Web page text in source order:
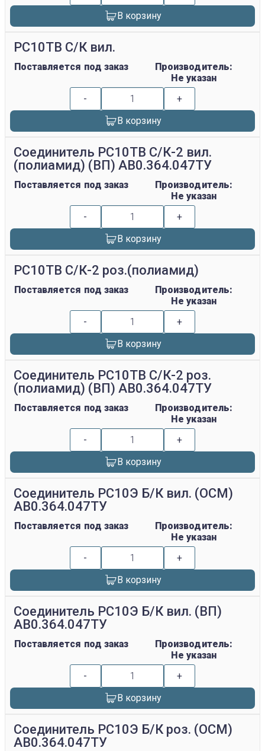
В корзину
РС10ТВ С/К вил.
Поставляется под заказ
Производитель:
Не указан
-
+
В корзину
Соединитель РС10ТВ С/К-2 вил.
(полиамид) (ВП) АВ0.364.047ТУ
Поставляется под заказ
Производитель:
Не указан
-
+
В корзину
РС10ТВ С/К-2 роз.(полиамид)
Поставляется под заказ
Производитель:
Не указан
-
+
В корзину
Соединитель РС10ТВ С/К-2 роз.
(полиамид) (ВП) АВ0.364.047ТУ
Поставляется под заказ
Производитель:
Не указан
-
+
В корзину
Соединитель РС10Э Б/К вил. (ОСМ)
АВ0.364.047ТУ
Поставляется под заказ
Производитель:
Не указан
-
+
В корзину
Соединитель РС10Э Б/К вил. (ВП)
АВ0.364.047ТУ
Поставляется под заказ
Производитель:
Не указан
-
+
В корзину
Соединитель РС10Э Б/К роз. (ОСМ)
АВ0.364.047ТУ